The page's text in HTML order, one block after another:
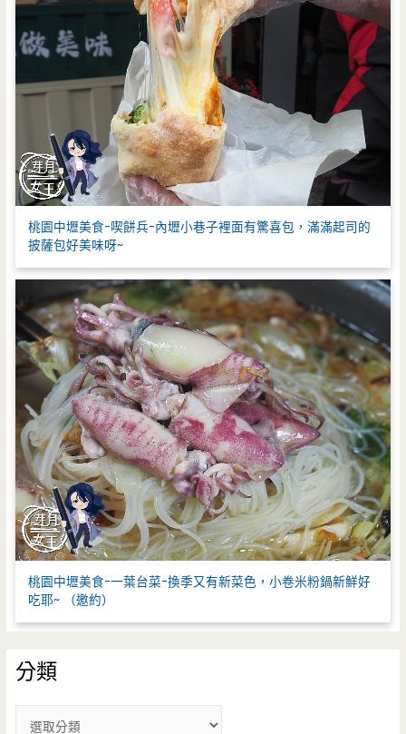
桃園中壢美食-喫餅兵-內壢小巷子裡面有驚喜包，滿滿起司的
披薩包好美味呀~
桃園中壢美食-一葉台菜-換季又有新菜色，小卷米粉鍋新鮮好
吃耶~ （邀約）
分類